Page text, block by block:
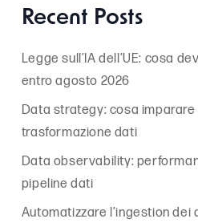
Recent Posts
Legge sull’IA dell’UE: cosa
entro agosto 2026
Data strategy: cosa imparare
trasformazione dati
Data observability:
pipeline dati
Automatizzare l’ingestion dei